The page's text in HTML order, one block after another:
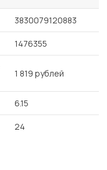
3830079120883
1476355
1 819 рублей
6.15
24